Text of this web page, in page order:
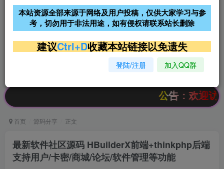
阿里云2核2G200M服务器68元/
年
雨云高防免备案服务器
超低价文字广告位招租 超低价文字广告位招租
超低价文字广告位招租
公告：欢迎访问辰光
首页 源码分享 正文
最新软件社区源码 HBuilderX前端+thinkphp后端
支持用户/卡密/商城/论坛/软件管理等功能
本站资源全部来源于网络及用户投稿，仅供大家学习与参
考，切勿用于非法用途，如有侵权请联系站长删除
建议Ctrl+D收藏本站链接以免遗失
登陆/注册 加入QQ群